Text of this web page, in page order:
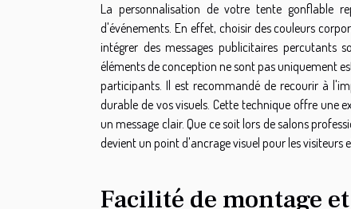
La personnalisation de votre tente gonflable
d'événements. En effet, choisir des couleurs
intégrer des messages publicitaires
éléments de conception ne sont pas uniquement
participants. Il est recommandé de recourir à
durable de vos visuels. Cette technique offre une
un message clair. Que ce soit lors de salons
devient un point d'ancrage visuel pour les visiteurs
Facilité de montage